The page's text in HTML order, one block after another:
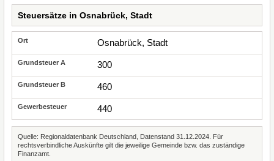
Steuersätze in Osnabrück, Stadt
Osnabrück, Stadt
300
460
440
Quelle: Regionaldatenbank Deutschland, Datenstand 31.12.2024. Für
rechtsverbindliche Auskünfte gilt die jeweilige Gemeinde bzw. das zuständige
Finanzamt.